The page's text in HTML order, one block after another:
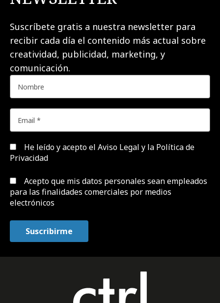
Suscríbete gratis a nuestra newsletter para
recibir cada día el contenido más actual sobre
creatividad, publicidad, marketing, y
comunicación.
He leído y acepto el Aviso Legal y la Política de
Privacidad
Acepto que mis datos personales sean empleados
para las finalidades comerciales por medios
electrónicos